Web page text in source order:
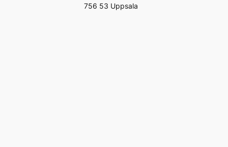
756 53 Uppsala